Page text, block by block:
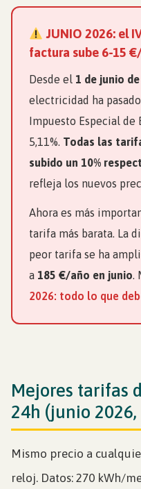
JUNIO 2026: el
factura sube 6-15
Desde el 1 de junio
electricidad ha
Impuesto Especial
5,11%. Todas las
subido un 10%
refleja los nuevos
Ahora es más
tarifa más barata. La
peor tarifa se ha
a 185 €/año en junio.
2026: todo lo que
Mejores tarifas
24h (junio 2026,
Mismo precio a
reloj. Datos: 270 kWh/